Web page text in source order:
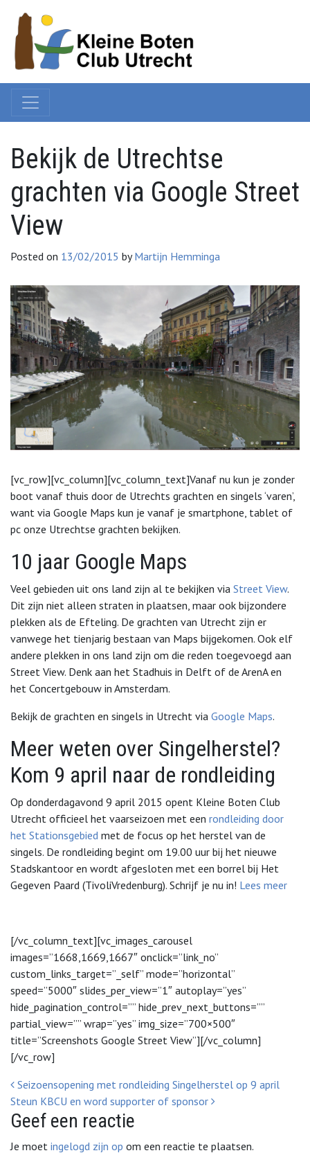
Bekijk de Utrechtse
grachten via Google Street
View
Posted on 13/02/2015 byMartijn Hemminga
[vc_row][vc_column][vc_column_text]Vanaf nu kun je zonder
boot vanaf thuis door de Utrechts grachten en singels ‘varen’,
want via Google Maps kun je vanaf je smartphone, tablet of
pc onze Utrechtse grachten bekijken.
10 jaar Google Maps
Veel gebieden uit ons land zijn al te bekijken via Street View.
Dit zijn niet alleen straten in plaatsen, maar ook bijzondere
plekken als de Efteling. De grachten van Utrecht zijn er
vanwege het tienjarig bestaan van Maps bijgekomen. Ook elf
andere plekken in ons land zijn om die reden toegevoegd aan
Street View. Denk aan het Stadhuis in Delft of de ArenA en
het Concertgebouw in Amsterdam.
Bekijk de grachten en singels in Utrecht via Google Maps.
Meer weten over Singelherstel?
Kom 9 april naar de rondleiding
Op donderdagavond 9 april 2015 opent Kleine Boten Club
Utrecht officieel het vaarseizoen met een rondleiding door
het Stationsgebied met de focus op het herstel van de
singels. De rondleiding begint om 19.00 uur bij het nieuwe
Stadskantoor en wordt afgesloten met een borrel bij Het
Gegeven Paard (TivoliVredenburg). Schrijf je nu in! Lees meer
[/vc_column_text][vc_images_carousel
images=”1668,1669,1667″ onclick=”link_no”
custom_links_target=”_self” mode=”horizontal”
speed=”5000″ slides_per_view=”1″ autoplay=”yes”
hide_pagination_control=”” hide_prev_next_buttons=””
partial_view=”” wrap=”yes” img_size=”700×500″
title=”Screenshots Google Street View”][/vc_column]
[/vc_row]
Bericht Navigatie
Seizoensopening met rondleiding Singelherstel op 9 april
Steun KBCU en word supporter of sponsor
Geef een reactie
Je moet ingelogd zijn op om een reactie te plaatsen.